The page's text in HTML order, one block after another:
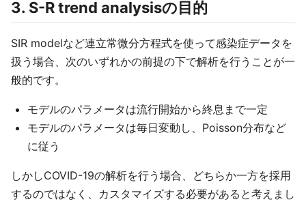
3. S-R trend analysisの目的
SIR modelなど連立常微分方程式を使って感染症データを
扱う場合、次のいずれかの前提の下で解析を行うことが一
般的です。
モデルのパラメータは流行開始から終息まで一定
モデルのパラメータは毎日変動し、Poisson分布など
に従う
しかしCOVID-19の解析を行う場合、どちらか一方を採用
するのではなく、カスタマイズする必要があると考えまし